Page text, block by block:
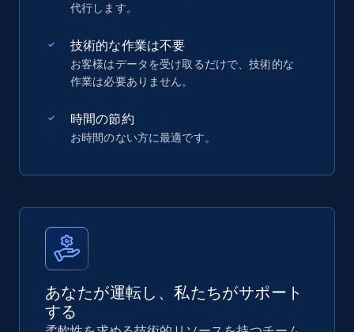
代行します。
技術的な作業は不要
お客様はデータを受け取るだけで、技術的な
作業は必要ありません。
時間の節約
お時間のない方に最適です。
あなたが運転し、私たちがサポート
する